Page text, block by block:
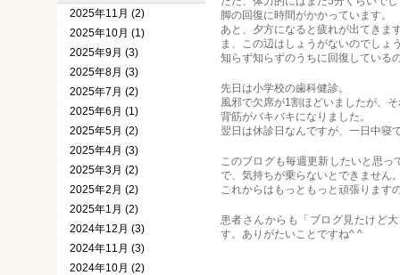
脚の回復に時間がかかっています。
あと、夕方になると疲れが出てきま
ま、この辺はしょうがないのでしょ
知らず知らずのうちに回復している
先日は小学校の歯科健診。
風邪で欠席が1割ほどいましたが、
背筋がバキバキになりました。
翌日は休診日なんですが、一日中寝
このブログも毎週更新したいと思
で、気持ちが乗らないとできません
これからはもっともっと頑張ります
患者さんからも「ブログ見たけど
す。ありがたいことですね^ ^
2025年11月 (2)
2025年10月 (1)
2025年9月 (3)
2025年8月 (3)
2025年7月 (2)
2025年6月 (1)
2025年5月 (2)
2025年4月 (3)
2025年3月 (2)
2025年2月 (2)
2025年1月 (2)
2024年12月 (3)
2024年11月 (3)
2024年10月 (2)